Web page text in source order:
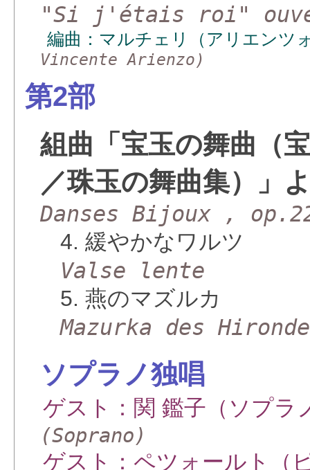
"Si j'étais roi"
編曲：マルチェリ（アリエンツ
Vincente Arienzo)
第2部
組曲「宝玉の舞曲（
／珠玉の舞曲集）」
Danses Bijoux ,
4. 緩やかなワルツ
Valse lente
5. 燕のマズルカ
Mazurka des
ソプラノ独唱
ゲスト：関 鑑子（ソプラ
(Soprano)
ゲスト：ペツォールト（